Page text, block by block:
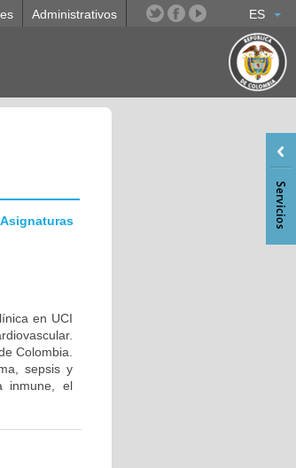
ES
Administrativos
Asignaturas
en UCI
Colombia.
sepsis y
inmune, el